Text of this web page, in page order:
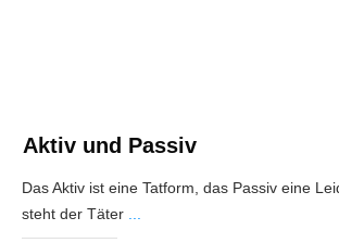
Aktiv und Passiv
Das Aktiv ist eine Tatform, das Passiv eine
steht der Täter